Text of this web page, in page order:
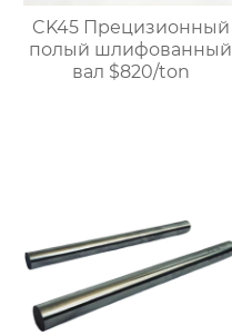
продажа с завода.
CK45 Прецизионный
полый шлифованный
вал $820/ton